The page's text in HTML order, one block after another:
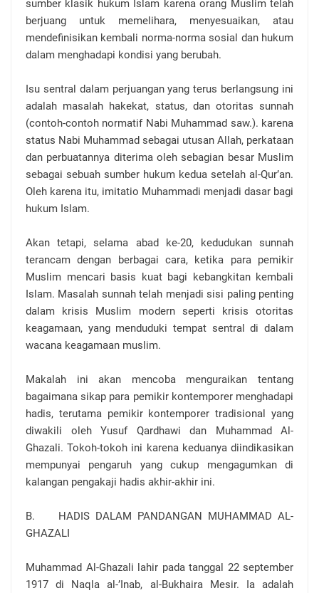
sumber klasik hukum Islam karena orang Muslim telah
berjuang untuk memelihara, menyesuaikan, atau
mendefinisikan kembali norma-norma sosial dan hukum
dalam menghadapi kondisi yang berubah.
Isu sentral dalam perjuangan yang terus berlangsung ini
adalah masalah hakekat, status, dan otoritas sunnah
(contoh-contoh normatif Nabi Muhammad saw.). karena
status Nabi Muhammad sebagai utusan Allah, perkataan
dan perbuatannya diterima oleh sebagian besar Muslim
sebagai sebuah sumber hukum kedua setelah al-Qur’an.
Oleh karena itu, imitatio Muhammadi menjadi dasar bagi
hukum Islam.
Akan tetapi, selama abad ke-20, kedudukan sunnah
terancam dengan berbagai cara, ketika para pemikir
Muslim mencari basis kuat bagi kebangkitan kembali
Islam. Masalah sunnah telah menjadi sisi paling penting
dalam krisis Muslim modern seperti krisis otoritas
keagamaan, yang menduduki tempat sentral di dalam
wacana keagamaan muslim.
Makalah ini akan mencoba menguraikan tentang
bagaimana sikap para pemikir kontemporer menghadapi
hadis, terutama pemikir kontemporer tradisional yang
diwakili oleh Yusuf Qardhawi dan Muhammad Al-
Ghazali. Tokoh-tokoh ini karena keduanya diindikasikan
mempunyai pengaruh yang cukup mengagumkan di
kalangan pengakaji hadis akhir-akhir ini.
B. HADIS DALAM PANDANGAN MUHAMMAD AL-
GHAZALI
Muhammad Al-Ghazali lahir pada tanggal 22 september
1917 di Naqla al-’Inab, al-Bukhaira Mesir. Ia adalah